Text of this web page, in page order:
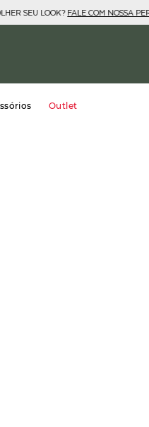
SEU LOOK?FALE COM NOSSA
Outlet